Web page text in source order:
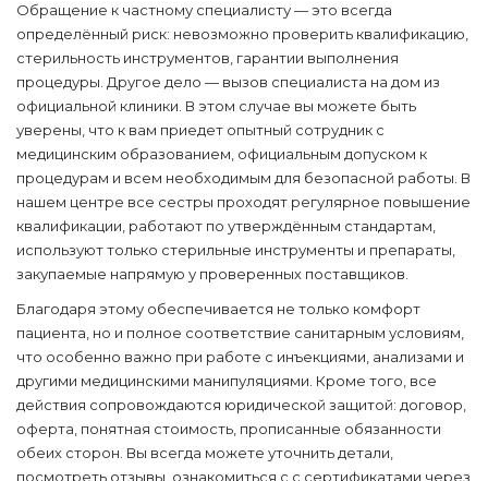
Обращение к частному специалисту — это всегда
определённый риск: невозможно проверить квалификацию,
стерильность инструментов, гарантии выполнения
процедуры. Другое дело — вызов специалиста на дом из
официальной клиники. В этом случае вы можете быть
уверены, что к вам приедет опытный сотрудник с
медицинским образованием, официальным допуском к
процедурам и всем необходимым для безопасной работы. В
нашем центре все сестры проходят регулярное повышение
квалификации, работают по утверждённым стандартам,
используют только стерильные инструменты и препараты,
закупаемые напрямую у проверенных поставщиков.
Благодаря этому обеспечивается не только комфорт
пациента, но и полное соответствие санитарным условиям,
что особенно важно при работе с инъекциями, анализами и
другими медицинскими манипуляциями. Кроме того, все
действия сопровождаются юридической защитой: договор,
оферта, понятная стоимость, прописанные обязанности
обеих сторон. Вы всегда можете уточнить детали,
посмотреть отзывы, ознакомиться с с сертификатами через